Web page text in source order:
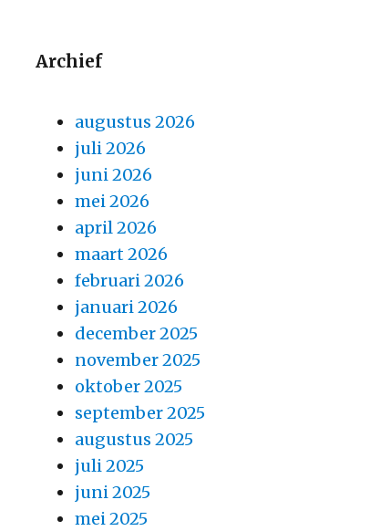
Archief
augustus 2026
juli 2026
juni 2026
mei 2026
april 2026
maart 2026
februari 2026
januari 2026
december 2025
november 2025
oktober 2025
september 2025
augustus 2025
juli 2025
juni 2025
mei 2025